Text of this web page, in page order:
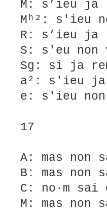
M: s’ieu ja
Mʰ²: s'ieu
R: s’ieu ja
S: s'eu non
Sg: si ja
a²: s'ieu
e: s'ieu
17
A: mas non
B: mas non
C: no·m
M: mas